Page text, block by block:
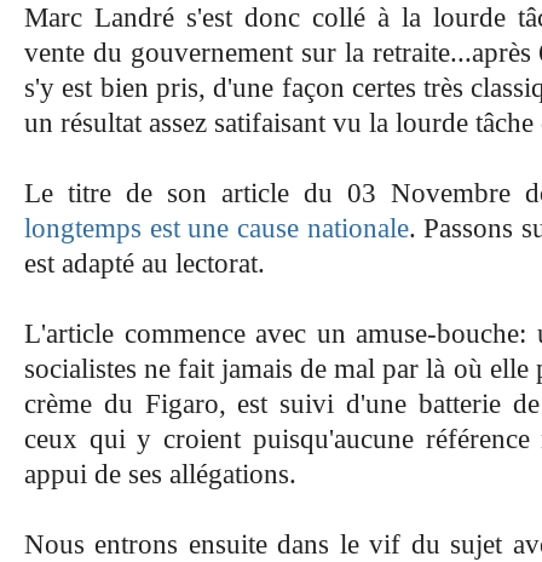
Marc Landré s'est donc collé à la lourde
vente du gouvernement sur la
s'y est bien pris, d'une façon certes très
un résultat assez satifaisant vu la lourde
Le titre de son article du 03 Novembre
longtemps est une cause nationale. Passons
est adapté au lectorat.
L'article commence avec un amuse-bouche:
socialistes ne fait jamais de mal par là où elle
crème du Figaro, est suivi d'une batterie
ceux qui y croient puisqu'aucune
appui de ses allégations.
Nous entrons ensuite dans le vif du sujet